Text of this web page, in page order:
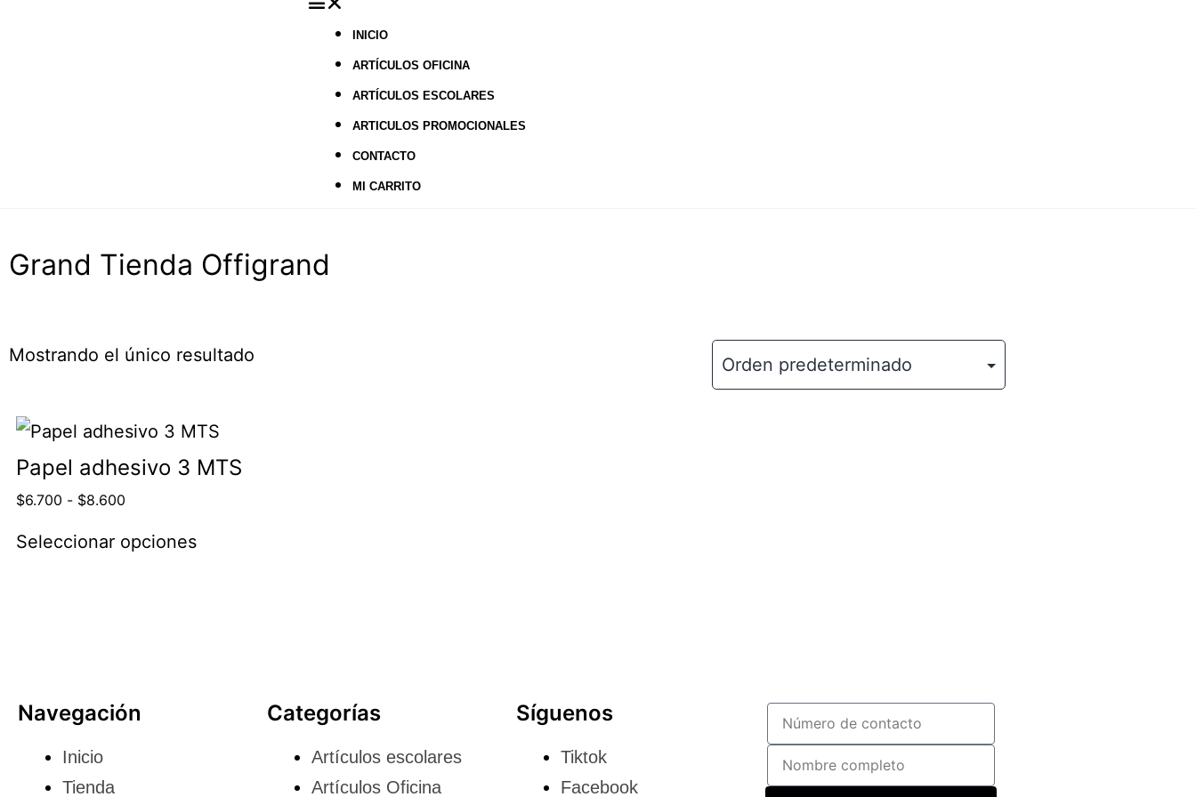
INICIO
ARTÍCULOS OFICINA
ARTÍCULOS ESCOLARES
ARTICULOS PROMOCIONALES
CONTACTO
MI CARRITO
Grand Tienda Offigrand
Mostrando el único resultado
Papel adhesivo 3 MTS
$6.700 - $8.600
Seleccionar opciones
Navegación
Inicio
Tienda
Categorías
Artículos escolares
Artículos Oficina
Síguenos
Tiktok
Facebook